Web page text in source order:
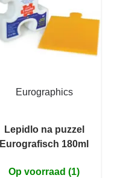
Eurographics
Lepidlo na puzzel
Eurografisch 180ml
Op voorraad (1)